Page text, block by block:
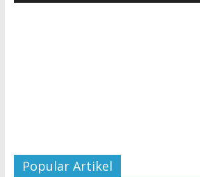
Popular Artikel